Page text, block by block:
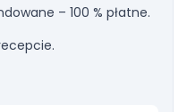
– 100 % płatne.